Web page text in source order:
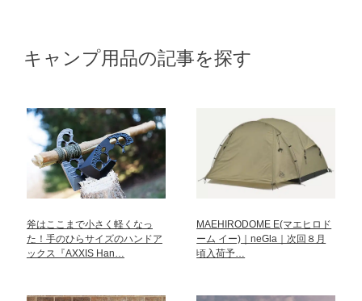
キャンプ用品の記事を探す
斧はここまで小さく軽くなっ
た！手のひらサイズのハンドア
ックス『AXXIS Han…
MAEHIRODOME E(マエヒロド
ーム イー)｜neGla｜次回８月
頃入荷予…